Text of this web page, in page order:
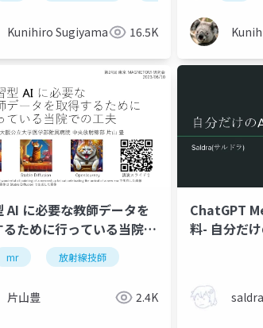
Kunihiro Sugiyama 16.5K
AI に必要な教師データを
ために行っている当院で
(2023/06/10)
mr 放射線技師
片山豊 2.4K
ChatGPT
料- 自分だ